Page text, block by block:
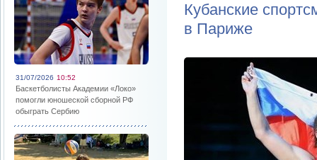
31/07/2026 10:52
Баскетболисты Академии «Локо»
помогли юношеской сборной РФ
обыграть Сербию
Кубанские
в Париже